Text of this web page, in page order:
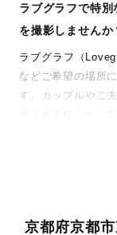
ラブグラフで特
を撮影しませんか
ラブグラフ（
などご希望の場所
す。カップルやご
ありのままの空気
料金は全国どこで
京都府京都